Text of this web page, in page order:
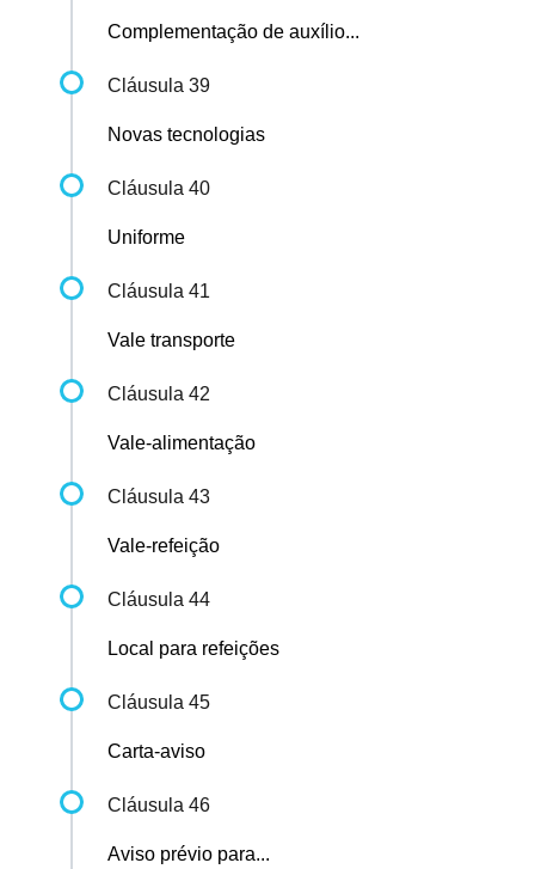
Complementação de auxílio...
Cláusula 39
Novas tecnologias
Cláusula 40
Uniforme
Cláusula 41
Vale transporte
Cláusula 42
Vale-alimentação
Cláusula 43
Vale-refeição
Cláusula 44
Local para refeições
Cláusula 45
Carta-aviso
Cláusula 46
Aviso prévio para...